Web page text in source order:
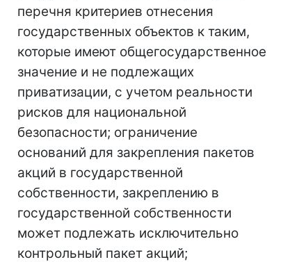
перечня критериев отнесения
государственных объектов к таким,
которые имеют общегосударственное
значение и не подлежащих
приватизации, с учетом реальности
рисков для национальной
безопасности; ограничение
оснований для закрепления пакетов
акций в государственной
собственности, закреплению в
государственной собственности
может подлежать исключительно
контрольный пакет акций;